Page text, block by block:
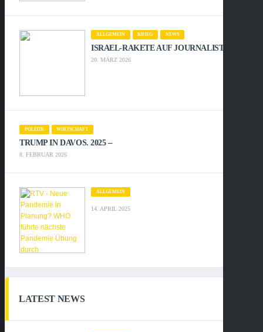
ALLGEMEIN KRIEG NEWS
ISRAEL-RAKETE AUF JOURNALISTEN:
20. MÄRZ 2026
POLITIK WIRTSCHAFT
TRUMP IN DAVOS. 2025 –
8. FEBRUAR 2026
ALLGEMEIN
14. APRIL 2025
LATEST NEWS